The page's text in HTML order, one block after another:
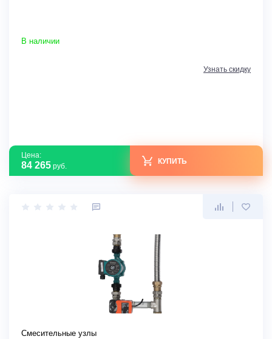
В наличии
Узнать скидку
Цена:
84 265 руб.
КУПИТЬ
Смесительные узлы